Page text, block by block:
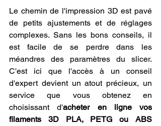
Le chemin de l'impression 3D est pavé
de petits ajustements et de réglages
complexes. Sans les bons conseils, il
est facile de se perdre dans les
méandres des paramètres du slicer.
C'est ici que l'accès à un conseil
d'expert devient un atout précieux, un
service que vous obtenez en
choisissant d'acheter en ligne vos
filaments 3D PLA, PETG ou ABS